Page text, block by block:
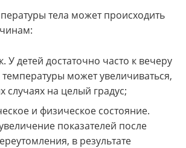
тела может происходить
У детей достаточно часто к вечеру
температуры может увеличиваться,
случаях на целый градус;
и физическое состояние.
показателей после
в результате